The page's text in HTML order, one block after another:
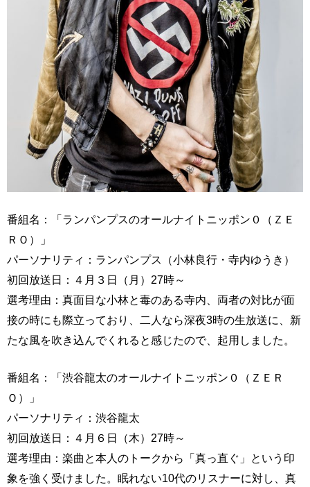
番組名：「ランパンプスのオールナイトニッポン０（ＺＥ
ＲＯ）」
パーソナリティ：ランパンプス（小林良行・寺内ゆうき）
初回放送日：４月３日（月）27時～
選考理由：真面目な小林と毒のある寺内、両者の対比が面
接の時にも際立っており、二人なら深夜3時の生放送に、新
たな風を吹き込んでくれると感じたので、起用しました。
番組名：「渋谷龍太のオールナイトニッポン０（ＺＥＲ
Ｏ）」
パーソナリティ：渋谷龍太
初回放送日：４月６日（木）27時～
選考理由：楽曲と本人のトークから「真っ直ぐ」という印
象を強く受けました。眠れない10代のリスナーに対し、真